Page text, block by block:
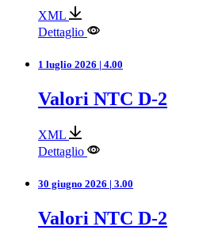
XML
Dettaglio
1 luglio 2026 | 4.00
Valori NTC D-2
XML
Dettaglio
30 giugno 2026 | 3.00
Valori NTC D-2